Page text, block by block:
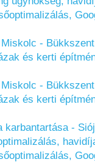
-
és kerti
-
és kerti
karbantartása -